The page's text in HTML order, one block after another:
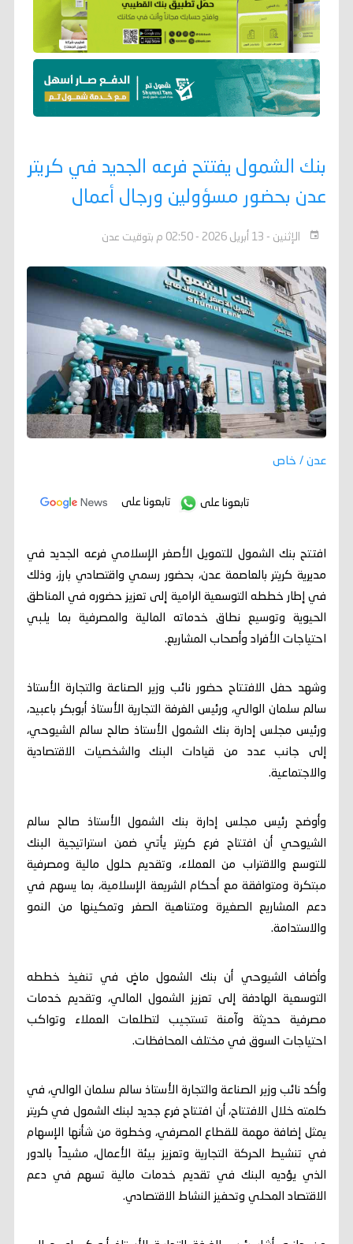
بنك الشمول يفتتح فرعه الجديد في كريتر
عدن بحضور مسؤولين ورجال أعمال
الإثنين - 13 أبريل 2026 - 02:50 م بتوقيت عدن
عدن / خاص
تابعونا على تابعونا على
افتتح بنك الشمول للتمويل الأصغر الإسلامي فرعه الجديد في
مديرية كريتر بالعاصمة عدن، بحضور رسمي واقتصادي بارز، وذلك
في إطار خططه التوسعية الرامية إلى تعزيز حضوره في المناطق
الحيوية وتوسيع نطاق خدماته المالية والمصرفية بما يلبي
احتياجات الأفراد وأصحاب المشاريع.
وشهد حفل الافتتاح حضور نائب وزير الصناعة والتجارة الأستاذ
سالم سلمان الوالي، ورئيس الغرفة التجارية الأستاذ أبوبكر باعبيد،
ورئيس مجلس إدارة بنك الشمول الأستاذ صالح سالم الشيوحي،
إلى جانب عدد من قيادات البنك والشخصيات الاقتصادية
والاجتماعية.
وأوضح رئيس مجلس إدارة بنك الشمول الأستاذ صالح سالم
الشيوحي أن افتتاح فرع كريتر يأتي ضمن استراتيجية البنك
للتوسع والاقتراب من العملاء، وتقديم حلول مالية ومصرفية
مبتكرة ومتوافقة مع أحكام الشريعة الإسلامية، بما يسهم في
دعم المشاريع الصغيرة ومتناهية الصغر وتمكينها من النمو
والاستدامة.
وأضاف الشيوحي أن بنك الشمول ماضٍ في تنفيذ خططه
التوسعية الهادفة إلى تعزيز الشمول المالي، وتقديم خدمات
مصرفية حديثة وآمنة تستجيب لتطلعات العملاء وتواكب
احتياجات السوق في مختلف المحافظات.
وأكد نائب وزير الصناعة والتجارة الأستاذ سالم سلمان الوالي، في
كلمته خلال الافتتاح، أن افتتاح فرع جديد لبنك الشمول في كريتر
يمثل إضافة مهمة للقطاع المصرفي، وخطوة من شأنها الإسهام
في تنشيط الحركة التجارية وتعزيز بيئة الأعمال، مشيداً بالدور
الذي يؤديه البنك في تقديم خدمات مالية تسهم في دعم
الاقتصاد المحلي وتحفيز النشاط الاقتصادي.